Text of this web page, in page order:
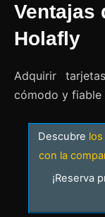
Ventajas
Holafly
Adquirir
cómodo y fiable
Descubre
con la
¡Reserva